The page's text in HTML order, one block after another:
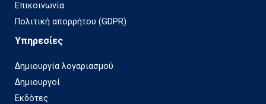
Επικοινωνία
Πολιτική απορρήτου (GDPR)
Υπηρεσίες
Δημιουργία λογαριασμού
Δημιουργοί
Εκδότες